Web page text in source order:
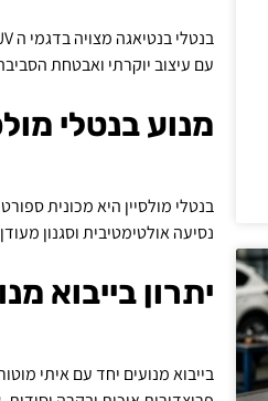
עם עיצוב יוקרתי ואבטחת
מנוע בנטלי
נסיעה אולטימטיבית וסגנון
יתרון בייבוא
בייבוא מנועים יחד עם איתי